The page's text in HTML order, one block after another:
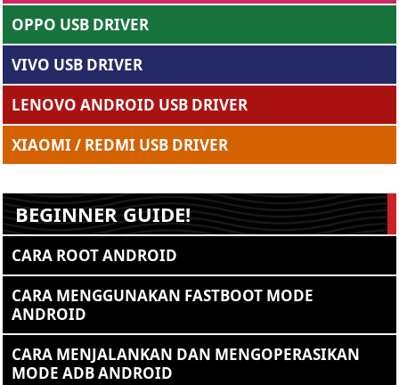
OPPO USB DRIVER
VIVO USB DRIVER
LENOVO ANDROID USB DRIVER
XIAOMI / REDMI USB DRIVER
BEGINNER GUIDE!
CARA ROOT ANDROID
CARA MENGGUNAKAN FASTBOOT MODE
ANDROID
CARA MENJALANKAN DAN MENGOPERASIKAN
MODE ADB ANDROID